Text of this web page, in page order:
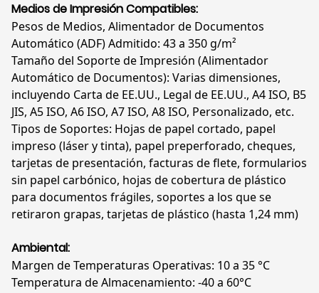
Medios de Impresión Compatibles:
Pesos de Medios, Alimentador de Documentos
Automático (ADF) Admitido: 43 a 350 g/m²
Tamaño del Soporte de Impresión (Alimentador
Automático de Documentos): Varias dimensiones,
incluyendo Carta de EE.UU., Legal de EE.UU., A4 ISO, B5
JIS, A5 ISO, A6 ISO, A7 ISO, A8 ISO, Personalizado, etc.
Tipos de Soportes: Hojas de papel cortado, papel
impreso (láser y tinta), papel preperforado, cheques,
tarjetas de presentación, facturas de flete, formularios
sin papel carbónico, hojas de cobertura de plástico
para documentos frágiles, soportes a los que se
retiraron grapas, tarjetas de plástico (hasta 1,24 mm)
Ambiental:
Margen de Temperaturas Operativas: 10 a 35 °C
Temperatura de Almacenamiento: -40 a 60°C